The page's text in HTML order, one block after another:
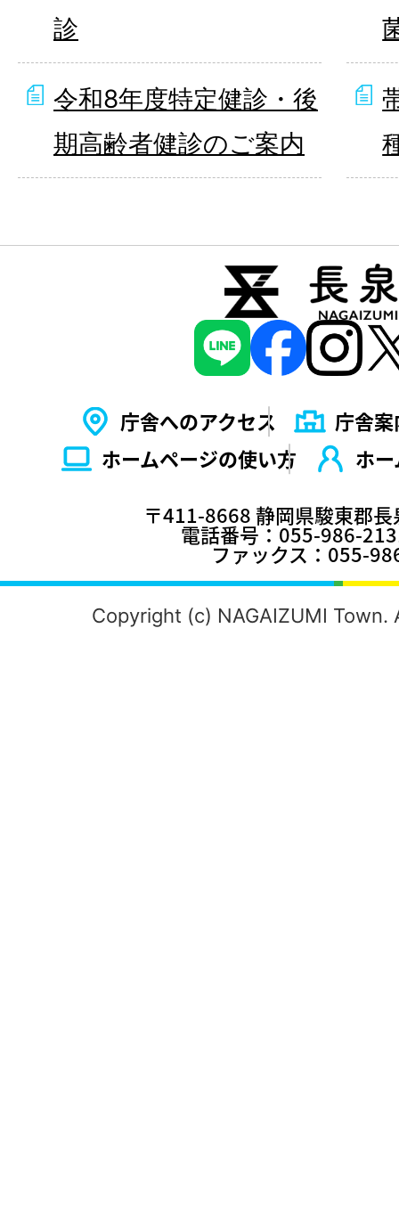
診
令和8年度特定健診・後
期高齢者健診のご案内
庁舎へのアクセス
庁舎案
ホームページの使い⽅
ホ
〒411-8668 静岡県駿東郡
電話番号：055-986-
ファックス：055-
Copyright (c) NAGAIZUMI Town.